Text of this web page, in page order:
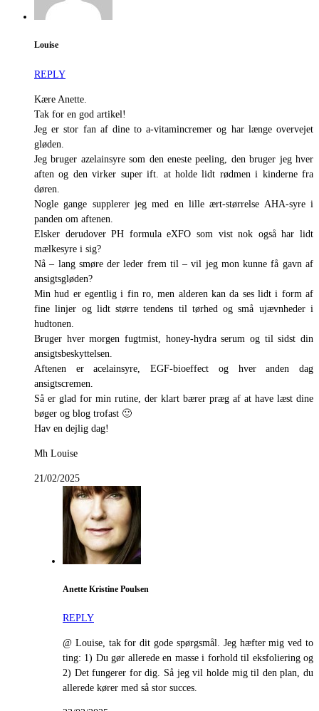
Louise
REPLY
Kære Anette.
Tak for en god artikel!
Jeg er stor fan af dine to a-vitamincremer og har længe overvejet
gløden.
Jeg bruger azelainsyre som den eneste peeling, den bruger jeg hver
aften og den virker super ift. at holde lidt rødmen i kinderne fra
døren.
Nogle gange supplerer jeg med en lille ært-størrelse AHA-syre i
panden om aftenen.
Elsker derudover PH formula eXFO som vist nok også har lidt
mælkesyre i sig?
Nå – lang smøre der leder frem til – vil jeg mon kunne få gavn af
ansigtsgløden?
Min hud er egentlig i fin ro, men alderen kan da ses lidt i form af
fine linjer og lidt større tendens til tørhed og små ujævnheder i
hudtonen.
Bruger hver morgen fugtmist, honey-hydra serum og til sidst din
ansigtsbeskyttelsen.
Aftenen er acelainsyre, EGF-bioeffect og hver anden dag
ansigtscremen.
Så er glad for min rutine, der klart bærer præg af at have læst dine
bøger og blog trofast 🙂
Hav en dejlig dag!
Mh Louise
21/02/2025
Anette Kristine Poulsen
REPLY
@ Louise, tak for dit gode spørgsmål. Jeg hæfter mig ved to
ting: 1) Du gør allerede en masse i forhold til eksfoliering og
2) Det fungerer for dig. Så jeg vil holde mig til den plan, du
allerede kører med så stor succes.